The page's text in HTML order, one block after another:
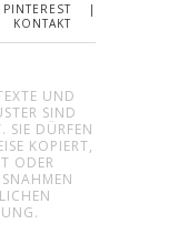
PINTEREST
KONTAKT
UND
SIND
SIE DÜRFEN
KOPIERT,
ODER